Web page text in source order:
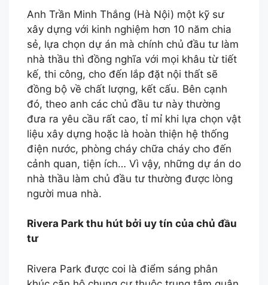
Anh Trần Minh Thắng (Hà Nội) một kỹ sư
xây dựng với kinh nghiệm hơn 10 năm chia
sẻ, lựa chọn dự án mà chính chủ đầu tư làm
nhà thầu thì đồng nghĩa với mọi khâu từ tiết
kế, thi công, cho đến lắp đặt nội thất sẽ
đồng bộ về chất lượng, kết cấu. Bên cạnh
đó, theo anh các chủ đầu tư này thường
đưa ra yêu cầu rất cao, tỉ mỉ khi lựa chọn vật
liệu xây dựng hoặc là hoàn thiện hệ thống
điện nước, phòng cháy chữa cháy cho đến
cảnh quan, tiện ích… Vì vậy, những dự án do
nhà thầu làm chủ đầu tư thường được lòng
người mua nhà.
Rivera Park thu hút bởi uy tín của chủ đầu
tư
Rivera Park được coi là điểm sáng phân